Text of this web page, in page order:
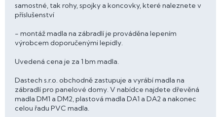
samostné, tak rohy, spojky a koncovky, které naleznete v
příslušenství
- montáž madla na zábradlí je prováděna lepením
výrobcem doporučenými lepidly.
Uvedená cena je za 1 bm madla.
Dastech s.r.o. obchodně zastupuje a vyrábí madla na
zábradlí pro panelové domy. V nabídce najdete dřevěná
madla DM1 a DM2, plastová madla DA1 a DA2 a nakonec
celou řadu PVC madla.